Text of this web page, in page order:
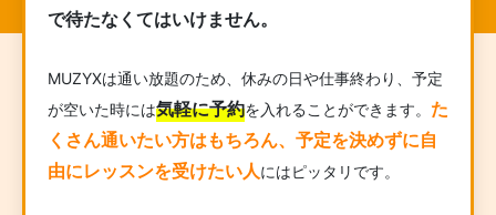
で待たなくてはいけません。
MUZYXは通い放題のため、休みの日や仕事終わり、予定
が空いた時には気軽に予約を入れることができます。 た
くさん通いたい方はもちろん、予定を決めずに自
由にレッスンを受けたい人にはピッタリです。